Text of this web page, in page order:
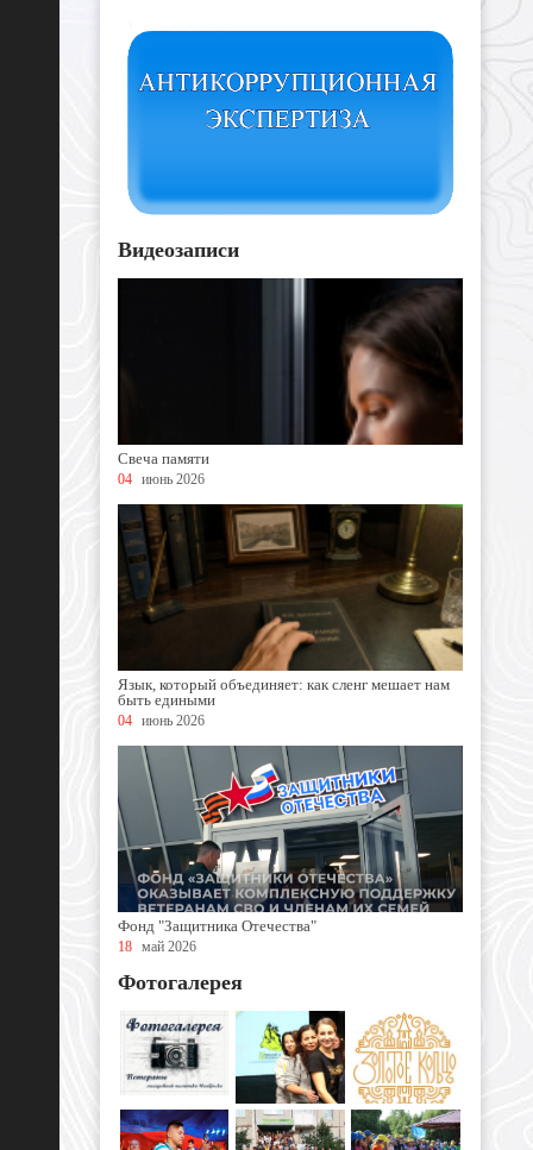
Видеозаписи
Свеча памяти
04 июнь 2026
Язык, который объединяет: как сленг мешает нам
быть едиными
04 июнь 2026
Фонд "Защитника Отечества"
18 май 2026
Фотогалерея